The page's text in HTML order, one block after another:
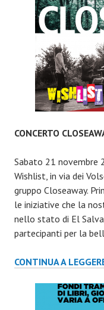
CONCERTO
Sabato 21 novembre
Wishlist, in via dei
gruppo Closeaway.
le iniziative che la
nello stato di El
partecipanti per la
CONTINUA A